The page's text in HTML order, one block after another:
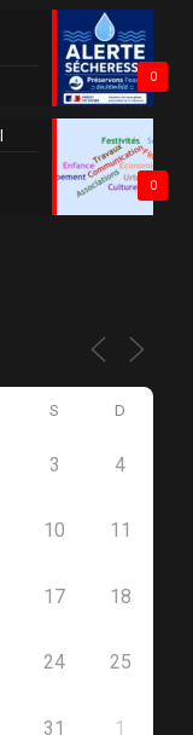
0
0
S D
3 4
10 11
17 18
24 25
31 1